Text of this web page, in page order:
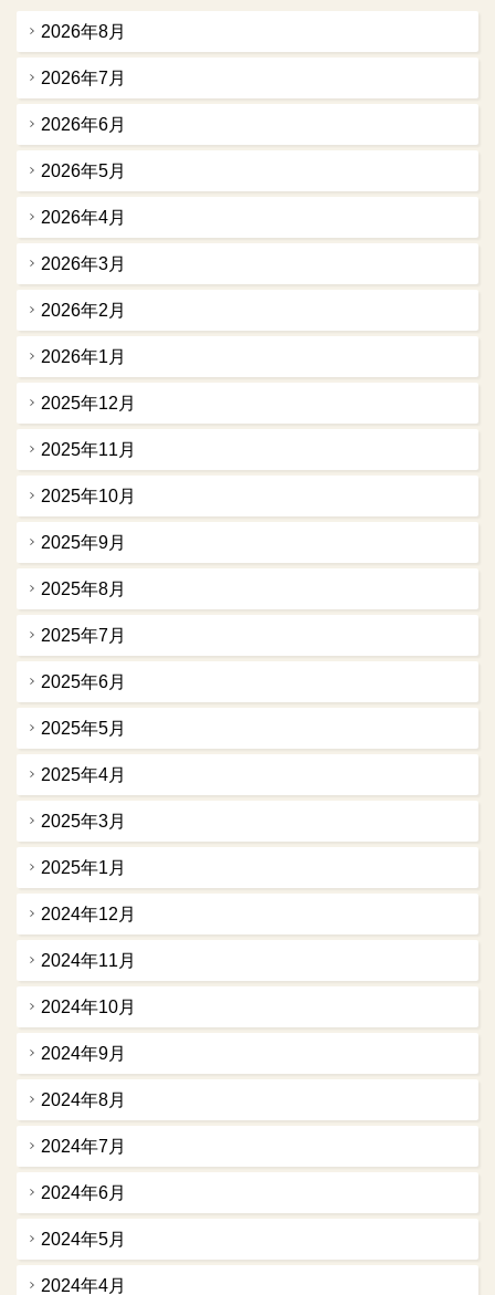
2026年8月
2026年7月
2026年6月
2026年5月
2026年4月
2026年3月
2026年2月
2026年1月
2025年12月
2025年11月
2025年10月
2025年9月
2025年8月
2025年7月
2025年6月
2025年5月
2025年4月
2025年3月
2025年1月
2024年12月
2024年11月
2024年10月
2024年9月
2024年8月
2024年7月
2024年6月
2024年5月
2024年4月